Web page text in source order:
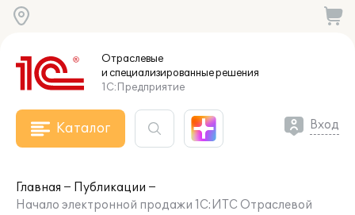
Отраслевые
и специализированныерешения
1С:Предприятие
Каталог Вход
Главная
Публикации
Начало электронной продажи 1С:ИТС Отраслевой